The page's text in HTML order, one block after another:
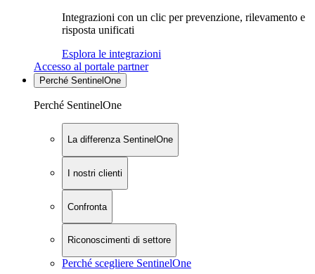
Integrazioni con un clic per prevenzione, rilevamento e
risposta unificati
Esplora le integrazioni
Accesso al portale partner
Perché SentinelOne
Perché SentinelOne
La differenza SentinelOne
I nostri clienti
Confronta
Riconoscimenti di settore
Perché scegliere SentinelOne